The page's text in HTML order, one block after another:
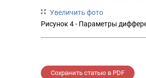
Увеличить фото
Рисунок 4 - Параметры
Сохранить статью в PDF